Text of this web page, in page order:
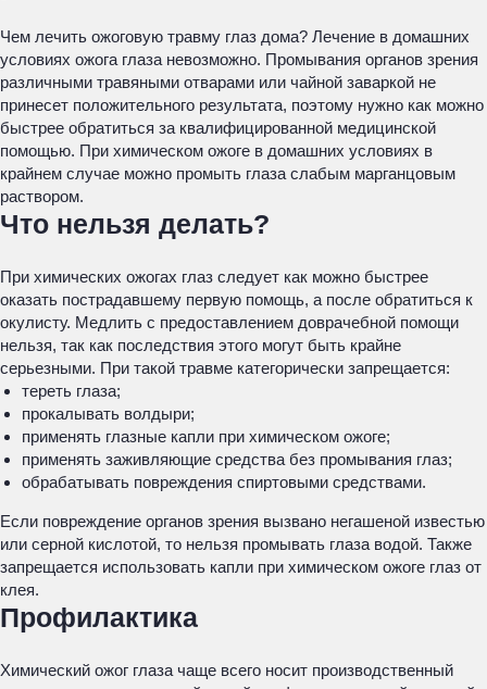
Чем лечить ожоговую травму глаз дома? Лечение в домашних
условиях ожога глаза невозможно. Промывания органов зрения
различными травяными отварами или чайной заваркой не
принесет положительного результата, поэтому нужно как можно
быстрее обратиться за квалифицированной медицинской
помощью. При химическом ожоге в домашних условиях в
крайнем случае можно промыть глаза слабым марганцовым
раствором.
Что нельзя делать?
При химических ожогах глаз следует как можно быстрее
оказать пострадавшему первую помощь, а после обратиться к
окулисту. Медлить с предоставлением доврачебной помощи
нельзя, так как последствия этого могут быть крайне
серьезными. При такой травме категорически запрещается:
тереть глаза;
прокалывать волдыри;
применять глазные капли при химическом ожоге;
применять заживляющие средства без промывания глаз;
обрабатывать повреждения спиртовыми средствами.
Если повреждение органов зрения вызвано негашеной известью
или серной кислотой, то нельзя промывать глаза водой. Также
запрещается использовать капли при химическом ожоге глаз от
клея.
Профилактика
Химический ожог глаза чаще всего носит производственный